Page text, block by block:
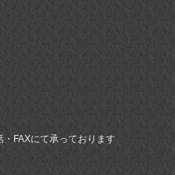
FAXにて承っております